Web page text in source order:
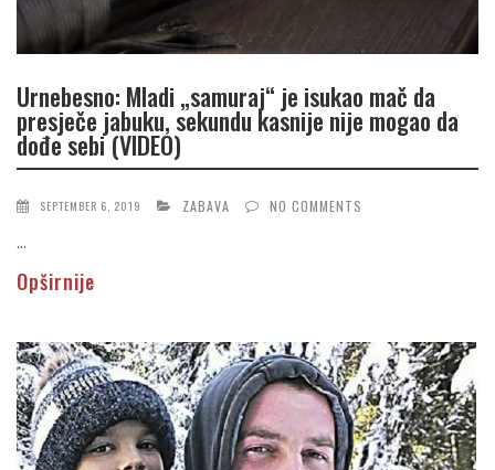
Urnebesno: Mladi „samuraj“ je isukao mač da
presječe jabuku, sekundu kasnije nije mogao da
dođe sebi (VIDEO)
SEPTEMBER 6, 2019 ZABAVA NO COMMENTS
...
Opširnije